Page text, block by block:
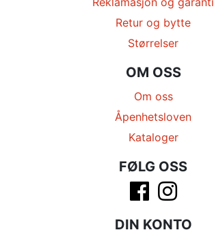
Retur og bytte
Størrelser
OM OSS
Om oss
Åpenhetsloven
Kataloger
FØLG OSS
DIN KONTO